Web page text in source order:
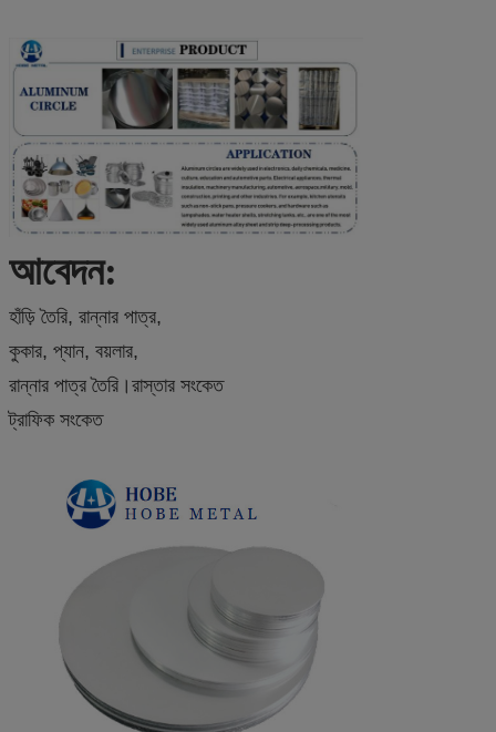
আবেদন:
হাঁড়ি তৈরি, রান্নার পাত্র,
কুকার, প্যান, বয়লার,
রান্নার পাত্র তৈরি।রাস্তার সংকেত
ট্রাফিক সংকেত